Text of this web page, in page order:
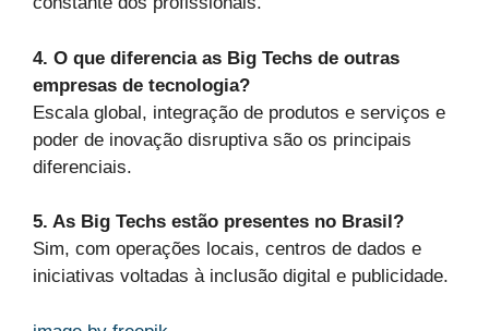
4. O que diferencia as Big Techs de outras
empresas de tecnologia?
Escala global, integração de produtos e serviços e
poder de inovação disruptiva são os principais
diferenciais.
5. As Big Techs estão presentes no Brasil?
Sim, com operações locais, centros de dados e
iniciativas voltadas à inclusão digital e publicidade.